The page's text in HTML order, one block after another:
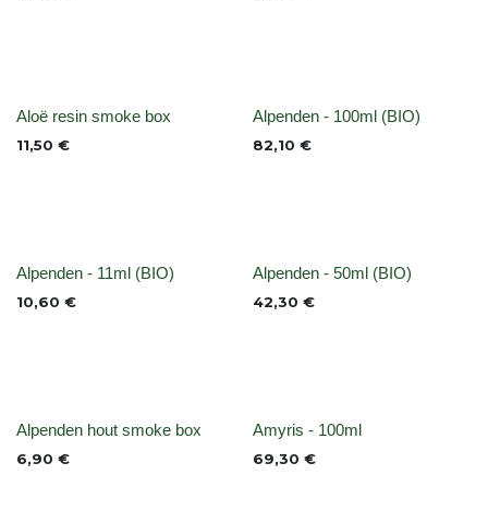
None
Aloë resin smoke box
11,50 € None
Alpenden - 100ml (BIO)
82,10 €
None
Alpenden - 11ml (BIO)
10,60 € None
Alpenden - 50ml (BIO)
42,30 €
None
Alpenden hout smoke box
6,90 € None
Amyris - 100ml
69,30 €